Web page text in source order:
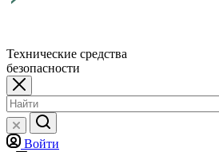
Технические средства
безопасности
Войти